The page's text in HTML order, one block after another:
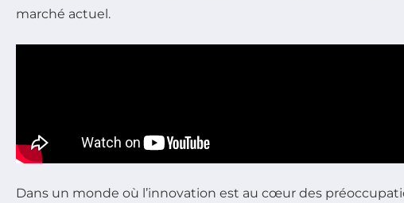
marché actuel.
Dans un monde où l’innovation est au cœur des